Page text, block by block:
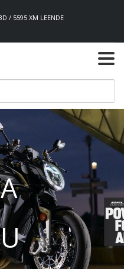
/ 5595 XM LEENDE